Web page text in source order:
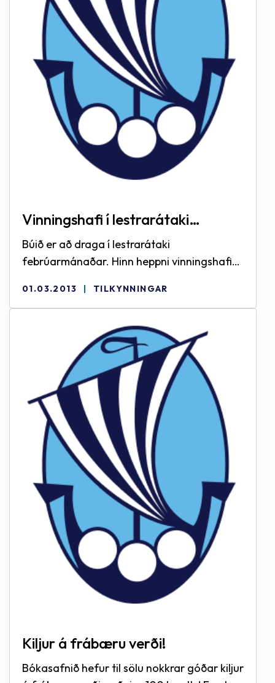
Vinningshafi í lestrarátaki
febrúarmánaðar
Búið er að draga í lestrarátaki
febrúarmánaðar. Hinn heppni vinningshafi
vitjað vinningsins á bókasafninu. Við
þökkum öðrum fyrir þátttökuna :)
01.03.2013 TILKYNNINGAR
Kiljur á frábæru verði!
Bókasafnið hefur til sölu nokkrar góðar kiljur